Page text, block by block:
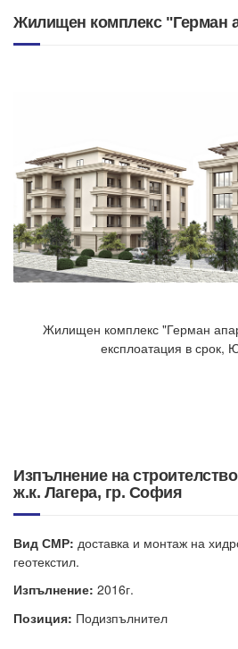
Жилищен комплекс "Герман
Жилищен комплекс "Герман
експлоатация в срок,
Изпълнение на
ж.к. Лагера, гр. София
Вид СМР: доставка и монтаж на
геотекстил.
Изпълнение: 2016г.
Позиция: Подизпълнител